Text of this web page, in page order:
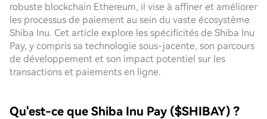
robuste blockchain Ethereum, il vise à affiner et améliorer
les processus de paiement au sein du vaste écosystème
Shiba Inu. Cet article explore les spécificités de Shiba Inu
Pay, y compris sa technologie sous-jacente, son parcours
de développement et son impact potentiel sur les
transactions et paiements en ligne.
Qu'est-ce que Shiba Inu Pay ($SHIBAY) ?